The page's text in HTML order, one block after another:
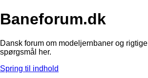
Baneforum.dk
Dansk forum om modeljernbaner og
spørgsmål her.
Spring til indhold